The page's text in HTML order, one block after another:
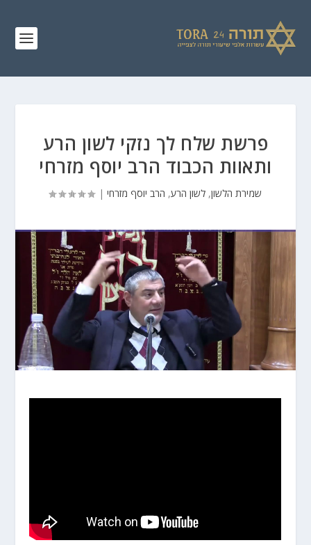
פרשת שלח לך נזקי לשון הרע
ותאוות הכבוד הרב יוסף מזרחי
שמירת הלשון,לשון הרע, הרב יוסף מזרחי |